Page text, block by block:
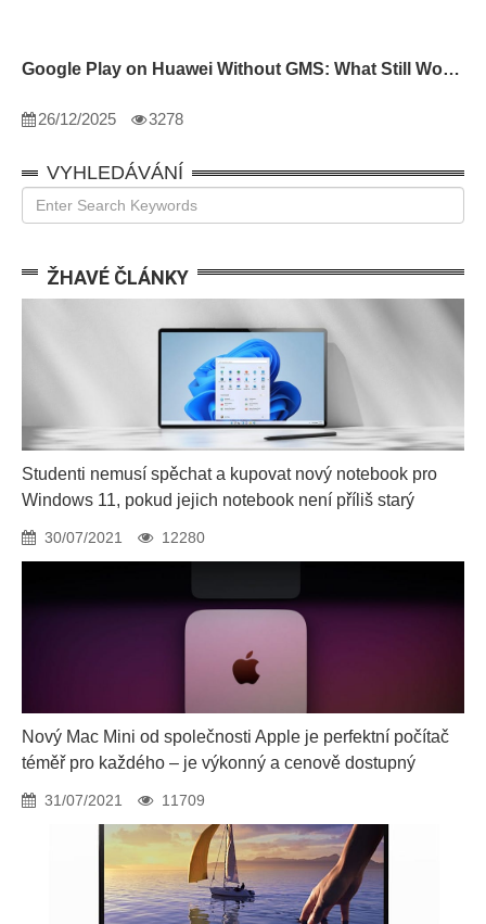
Google Play on Huawei Without GMS: What Still Works
26/12/2025 3278
VYHLEDÁVÁNÍ
ŽHAVÉ ČLÁNKY
Studenti nemusí spěchat a kupovat nový notebook pro
Windows 11, pokud jejich notebook není příliš starý
30/07/2021 12280
Nový Mac Mini od společnosti Apple je perfektní počítač
téměř pro každého – je výkonný a cenově dostupný
31/07/2021 11709